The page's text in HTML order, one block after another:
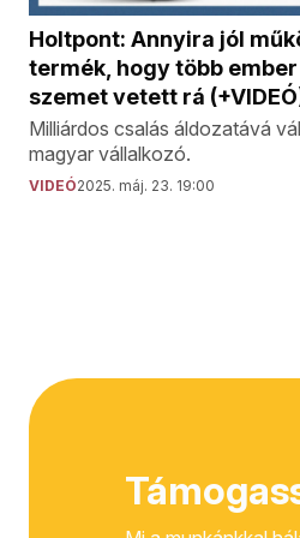
Holtpont: Annyira jól
termék, hogy több
szemet vetett rá
Milliárdos csalás áldozatává
magyar vállalkozó.
VIDEÓ2025. máj. 23. 19:00